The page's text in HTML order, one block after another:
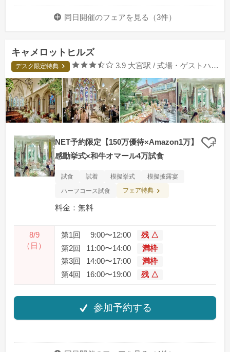
同日開催のフェアを 見る（3件）
キャメロットヒルズ
デスク限定特典 口コミ評価
3.9 大宮駅 / 式場・ゲストハウス
NET予約限定【150万優待×Amazon1万】
感動挙式×和牛オマール4万試食
クリ
試食 試着 模擬挙式
模擬披露宴
ハーフコース試食
フェア特典
料金：無料
8/9
（日）
第1回 9:00〜12:00
残 △
第2回
11:00〜14:00
満枠
第3回
14:00〜17:00
満枠
第4回
16:00〜19:00 残 △
参加予約する